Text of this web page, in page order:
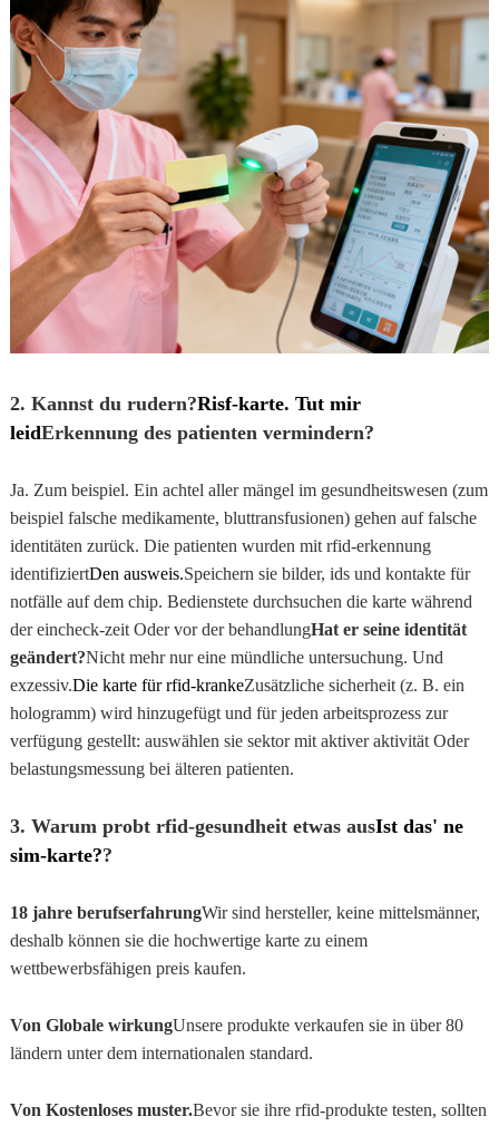
2. Kannst du rudern?Risf-karte. Tut mir
leidErkennung des patienten vermindern?
Ja. Zum beispiel. Ein achtel aller mängel im gesundheitswesen (zum
beispiel falsche medikamente, bluttransfusionen) gehen auf falsche
identitäten zurück. Die patienten wurden mit rfid-erkennung
identifiziertDen ausweis.Speichern sie bilder, ids und kontakte für
notfälle auf dem chip. Bedienstete durchsuchen die karte während
der eincheck-zeit Oder vor der behandlungHat er seine identität
geändert?Nicht mehr nur eine mündliche untersuchung. Und
exzessiv.Die karte für rfid-krankeZusätzliche sicherheit (z. B. ein
hologramm) wird hinzugefügt und für jeden arbeitsprozess zur
verfügung gestellt: auswählen sie sektor mit aktiver aktivität Oder
belastungsmessung bei älteren patienten.
3. Warum probt rfid-gesundheit etwas ausIst das' ne
sim-karte??
18 jahre berufserfahrungWir sind hersteller, keine mittelsmänner,
deshalb können sie die hochwertige karte zu einem
wettbewerbsfähigen preis kaufen.
Von Globale wirkungUnsere produkte verkaufen sie in über 80
ländern unter dem internationalen standard.
Von Kostenloses muster.Bevor sie ihre rfid-produkte testen, sollten